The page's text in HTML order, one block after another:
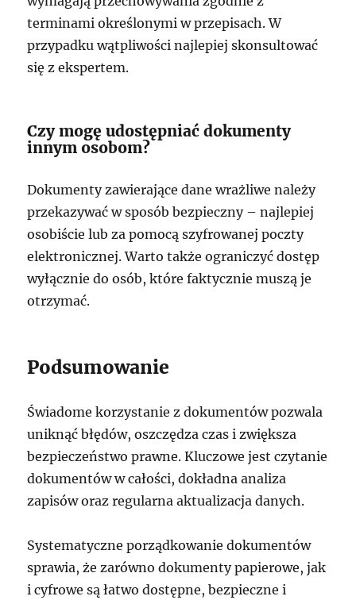
terminami określonymi w przepisach. W
przypadku wątpliwości najlepiej skonsultować
się z ekspertem.
Czy mogę udostępniać dokumenty
innym osobom?
Dokumenty zawierające dane wrażliwe należy
przekazywać w sposób bezpieczny – najlepiej
osobiście lub za pomocą szyfrowanej poczty
elektronicznej. Warto także ograniczyć dostęp
wyłącznie do osób, które faktycznie muszą je
otrzymać.
Podsumowanie
Świadome korzystanie z dokumentów pozwala
uniknąć błędów, oszczędza czas i zwiększa
bezpieczeństwo prawne. Kluczowe jest czytanie
dokumentów w całości, dokładna analiza
zapisów oraz regularna aktualizacja danych.
Systematyczne porządkowanie dokumentów
sprawia, że zarówno dokumenty papierowe, jak
i cyfrowe są łatwo dostępne, bezpieczne i